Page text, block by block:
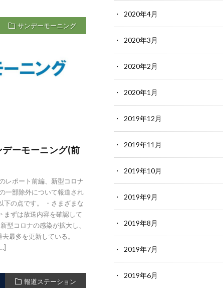
サンデーモーニング
ーモーニング(前
レポート前編、新型コロナ
一部除外について報道され
下の点です。 ・さまざまな
まずは放送内容を確認して
コロナの感染が拡大し、
去最多を更新している。
報道ステーション
2020年4月
2020年3月
2020年2月
2020年1月
2019年12月
2019年11月
2019年10月
2019年9月
2019年8月
2019年7月
2019年6月